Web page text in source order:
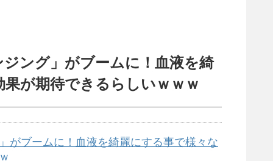
ング」がブームに！血液を綺
が期待できるらしいｗｗｗ
がブームに！血液を綺麗にする事で様々な